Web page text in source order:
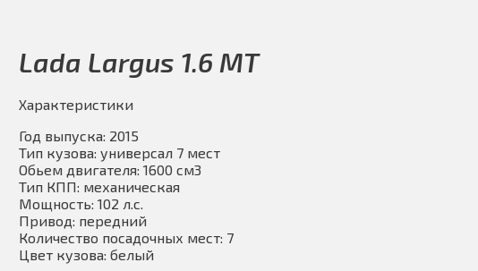
Lada Largus 1.6 МТ
Характеристики
Год выпуска: 2015
Тип кузова: универсал 7 мест
Обьем двигателя: 1600 см3
Тип КПП: механическая
Мощность: 102 л.с.
Привод: передний
Количество посадочных мест: 7
Цвет кузова: белый